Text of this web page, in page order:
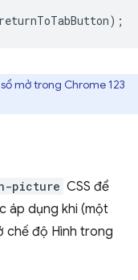
returnToTabButton);
mở trong Chrome 123
picture CSS để
áp dụng khi (một
chế độ Hình trong